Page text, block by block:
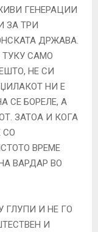
ГЕНЕРАЦИИ
ЗА ТРИ
ДРЖАВА.
ТУКУ САМО
НЕ СИ
НИ Е
СЕ БОРЕЛЕ, А
ЗАТОА И КОГА
СО
ВРЕМЕ
ВАРДАР ВО
ГЛУПИ И НЕ ГО
И